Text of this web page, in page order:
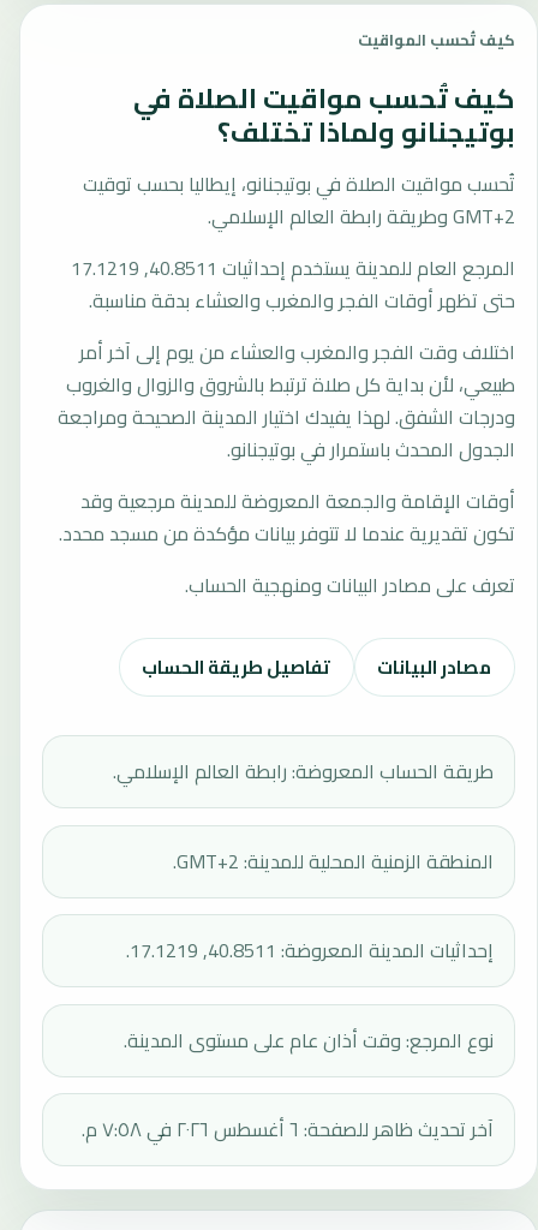
كيف تُحسب المواقيت
كيف تُحسب مواقيت الصلاة في
بوتيجنانو ولماذا تختلف؟
تُحسب مواقيت الصلاة في بوتيجنانو، إيطاليا بحسب توقيت
GMT+2 وطريقة رابطة العالم الإسلامي.
المرجع العام للمدينة يستخدم إحداثيات 40.8511, 17.1219
حتى تظهر أوقات الفجر والمغرب والعشاء بدقة مناسبة.
اختلاف وقت الفجر والمغرب والعشاء من يوم إلى آخر أمر
طبيعي، لأن بداية كل صلاة ترتبط بالشروق والزوال والغروب
ودرجات الشفق. لهذا يفيدك اختيار المدينة الصحيحة ومراجعة
الجدول المحدث باستمرار في بوتيجنانو.
أوقات الإقامة والجمعة المعروضة للمدينة مرجعية وقد
تكون تقديرية عندما لا تتوفر بيانات مؤكدة من مسجد محدد.
تعرف على مصادر البيانات ومنهجية الحساب.
مصادر البيانات تفاصيل طريقة الحساب
طريقة الحساب المعروضة: رابطة العالم الإسلامي.
المنطقة الزمنية المحلية للمدينة: GMT+2.
إحداثيات المدينة المعروضة: 40.8511, 17.1219.
نوع المرجع: وقت أذان عام على مستوى المدينة.
آخر تحديث ظاهر للصفحة: ٦ أغسطس ٢٠٢٦ في ٧:٥٨ م.